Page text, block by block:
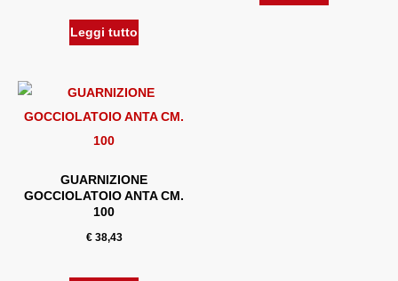
Leggi tutto
GUARNIZIONE
GOCCIOLATOIO ANTA CM.
100
€38,43